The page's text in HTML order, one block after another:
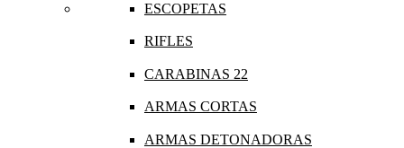
ESCOPETAS
RIFLES
CARABINAS 22
ARMAS CORTAS
ARMAS DETONADORAS